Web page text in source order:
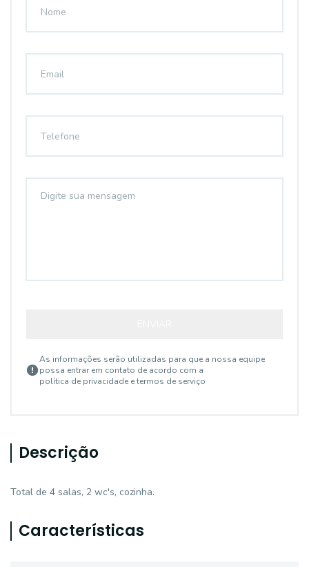
As informações serão utilizadas para que a nossa equipe
possa entrar em contato de acordo com a
política de privacidade e termos de serviço
Descrição
Total de 4 salas, 2 wc's, cozinha.
Características